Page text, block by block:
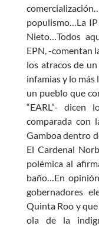
populismo…La
Nieto…Todos
EPN, -comentan
los atracos de
infamias y lo
un pueblo que
“EARL”- dicen
comparada con
Gamboa dentro
El Cardenal
polémica al
baño…En
gobernadores
Quinta Roo y
ola de la